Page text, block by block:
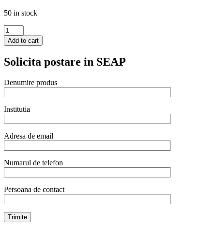
50 in stock
Tava
Gastronorm
1/1,
mm,
litri,
polipropilena,
cu
marcaj
HACCP,
Hendi
quantity
Add to cart
Solicita postare in SEAP
Denumire produs
Institutia
Adresa de email
Numarul de telefon
Persoana de contact